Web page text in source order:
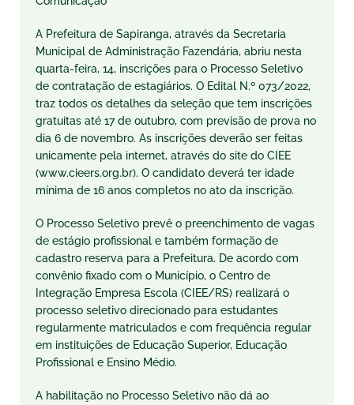
A Prefeitura de Sapiranga, através da Secretaria
Municipal de Administração Fazendária, abriu nesta
quarta-feira, 14, inscrições para o Processo Seletivo
de contratação de estagiários. O Edital N.º 073/2022,
traz todos os detalhes da seleção que tem inscrições
gratuitas até 17 de outubro, com previsão de prova no
dia 6 de novembro. As inscrições deverão ser feitas
unicamente pela internet, através do site do CIEE
(www.cieers.org.br). O candidato deverá ter idade
mínima de 16 anos completos no ato da inscrição.
O Processo Seletivo prevê o preenchimento de vagas
de estágio profissional e também formação de
cadastro reserva para a Prefeitura. De acordo com
convênio fixado com o Município, o Centro de
Integração Empresa Escola (CIEE/RS) realizará o
processo seletivo direcionado para estudantes
regularmente matriculados e com frequência regular
em instituições de Educação Superior, Educação
Profissional e Ensino Médio.
A habilitação no Processo Seletivo não dá ao